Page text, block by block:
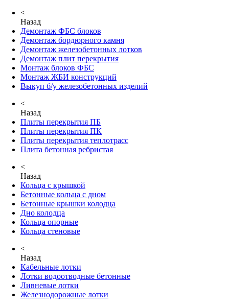
<
Назад
Демонтаж ФБС блоков
Демонтаж бордюрного камня
Демонтаж железобетонных лотков
Демонтаж плит перекрытия
Монтаж блоков ФБС
Монтаж ЖБИ конструкций
Выкуп б/у железобетонных изделий
<
Назад
Плиты перекрытия ПБ
Плиты перекрытия ПК
Плиты перекрытия теплотрасс
Плита бетонная ребристая
<
Назад
Кольца с крышкой
Бетонные кольца с дном
Бетонные крышки колодца
Дно колодца
Кольца опорные
Кольца стеновые
<
Назад
Кабельные лотки
Лотки водоотводные бетонные
Ливневые лотки
Железнодорожные лотки